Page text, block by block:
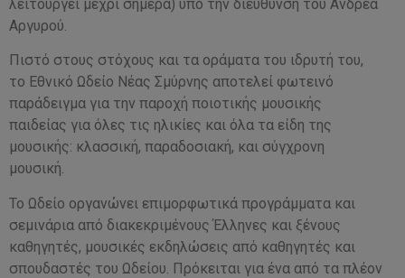
λειτουργεί μέχρι σήμερα) υπό την διεύθυνση του Ανδρέα
Αργυρού.
Πιστό στους στόχους και τα οράματα του ιδρυτή του,
το Εθνικό Ωδείο Νέας Σμύρνης αποτελεί φωτεινό
παράδειγμα για την παροχή ποιοτικής μουσικής
παιδείας για όλες τις ηλικίες και όλα τα είδη της
μουσικής: κλασσική, παραδοσιακή, και σύγχρονη
μουσική.
Το Ωδείο οργανώνει επιμορφωτικά προγράμματα και
σεμινάρια από διακεκριμένους Έλληνες και ξένους
καθηγητές, μουσικές εκδηλώσεις από καθηγητές και
σπουδαστές του Ωδείου. Πρόκειται για ένα από τα πλέον